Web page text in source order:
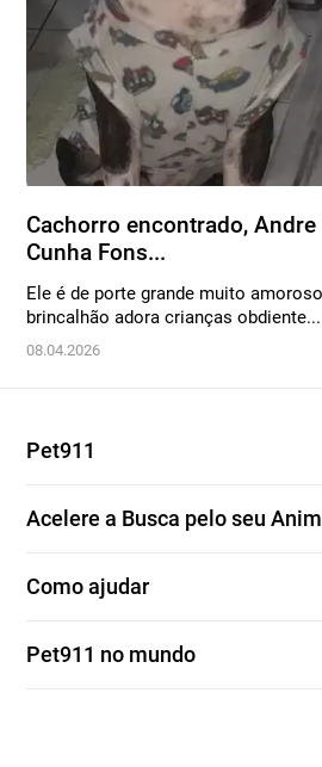
Cachorro encontrado, Andre
Cunha Fons...
Ele é de porte grande muito amoroso
brincalhão adora crianças obdiente...
08.04.2026
Pet911
Acelere a Busca pelo seu
Como ajudar
Pet911 no mundo